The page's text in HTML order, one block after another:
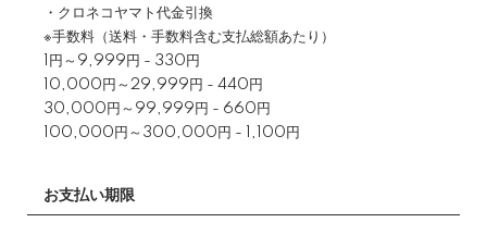
・クロネコヤマト代金引換
※手数料（送料・手数料含む支払総額あたり）
1円～9,999円 - 330円
10,000円～29,999円 - 440円
30,000円～99,999円 - 660円
100,000円～300,000円 - 1,100円
お支払い期限